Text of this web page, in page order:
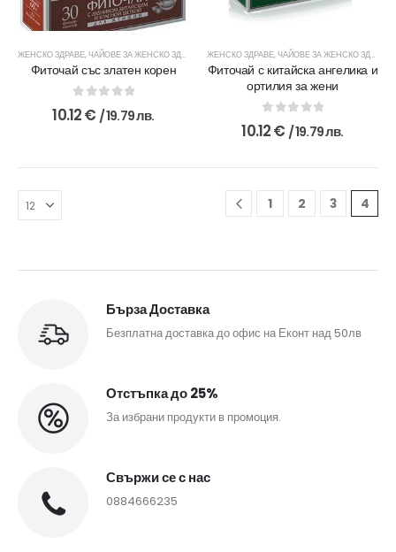
ЖЕНСКО ЗДРАВЕ,ЧАЙОВЕ ЗА ЖЕНСКО ЗДРАВЕ ЧАЙОВЕ И ДОБАВКИ
Фиточай със златен корен
0 out of 5
10.12€ / 19.79 лв.
ЖЕНСКО ЗДРАВЕ,ЧАЙОВЕ ЗА ЖЕНСКО ЗДРАВЕ
Фиточай с китайска ангелика и
ортилия за жени
0 out of 5
10.12€ / 19.79 лв.
1 2 3 4
Бърза Доставка
Безплатна доставка до офис на Еконт над 50лв
Отстъпка до 25%
За избрани продукти в промоция.
Свържи се с нас
0884666235